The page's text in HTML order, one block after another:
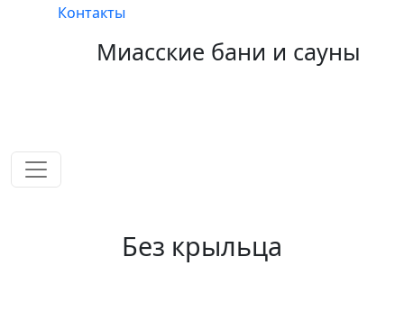
Контакты
Миасские бани и сауны
Без крыльца